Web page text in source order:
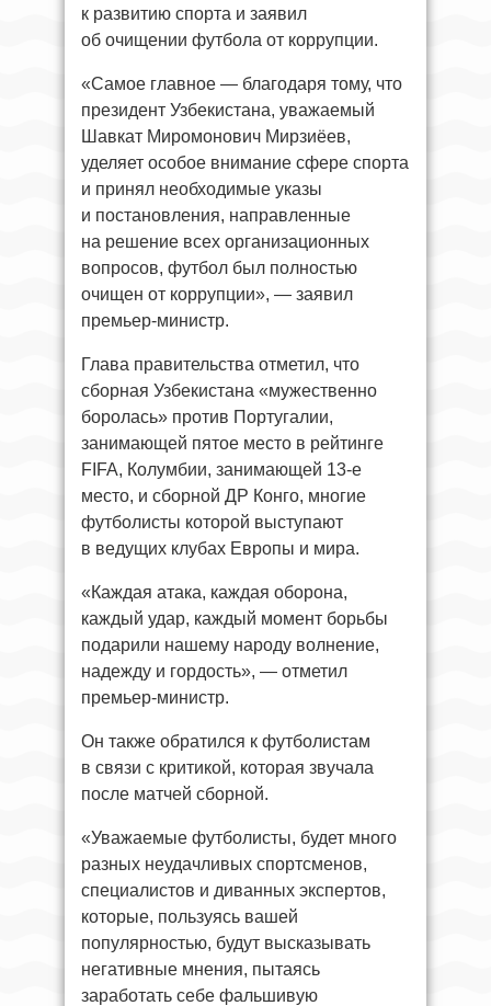
к развитию спорта и заявил
об очищении футбола от коррупции.
«Самое главное — благодаря тому, что
президент Узбекистана, уважаемый
Шавкат Миромонович Мирзиёев,
уделяет особое внимание сфере спорта
и принял необходимые указы
и постановления, направленные
на решение всех организационных
вопросов, футбол был полностью
очищен от коррупции», — заявил
премьер-министр.
Глава правительства отметил, что
сборная Узбекистана «мужественно
боролась» против Португалии,
занимающей пятое место в рейтинге
FIFA, Колумбии, занимающей 13-е
место, и сборной ДР Конго, многие
футболисты которой выступают
в ведущих клубах Европы и мира.
«Каждая атака, каждая оборона,
каждый удар, каждый момент борьбы
подарили нашему народу волнение,
надежду и гордость», — отметил
премьер-министр.
Он также обратился к футболистам
в связи с критикой, которая звучала
после матчей сборной.
«Уважаемые футболисты, будет много
разных неудачливых спортсменов,
специалистов и диванных экспертов,
которые, пользуясь вашей
популярностью, будут высказывать
негативные мнения, пытаясь
заработать себе фальшивую